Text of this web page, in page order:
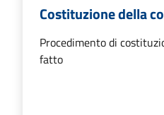
Costituzione della
Procedimento di
fatto